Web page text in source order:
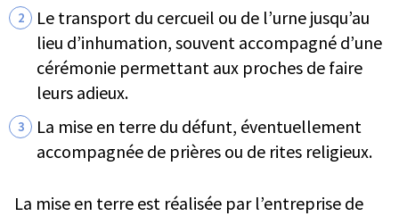
Le transport du cercueil ou de l’urne jusqu’au
lieu d’inhumation, souvent accompagné d’une
cérémonie permettant aux proches de faire
leurs adieux.
La mise en terre du défunt, éventuellement
accompagnée de prières ou de rites religieux.
La mise en terre est réalisée par l’entreprise de